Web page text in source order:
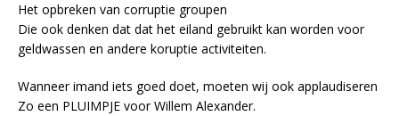
Het opbreken van corruptie groupen
Die ook denken dat dat het eiland gebruikt kan worden voor
geldwassen en andere koruptie activiteiten.
Wanneer imand iets goed doet, moeten wij ook applaudiseren
Zo een PLUIMPJE voor Willem Alexander.